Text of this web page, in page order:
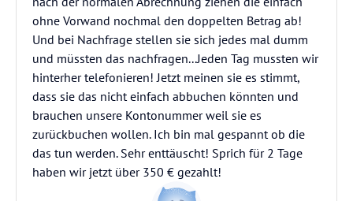
ohne Vorwand nochmal den doppelten Betrag ab!
Und bei Nachfrage stellen sie sich jedes mal dumm
und müssten das nachfragen...Jeden Tag mussten wir
hinterher telefonieren! Jetzt meinen sie es stimmt,
dass sie das nicht einfach abbuchen könnten und
brauchen unsere Kontonummer weil sie es
zurückbuchen wollen. Ich bin mal gespannt ob die
das tun werden. Sehr enttäuscht! Sprich für 2 Tage
haben wir jetzt über 350 € gezahlt!